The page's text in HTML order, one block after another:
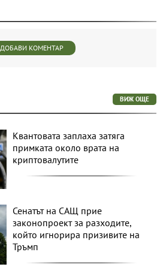
ДОБАВИ КОМЕНТАР
ВИЖ ОЩЕ
Квантовата заплаха затяга
примката около врата на
криптовалутите
Сенатът на САЩ прие
законопроект за разходите,
който игнорира призивите на
Тръмп